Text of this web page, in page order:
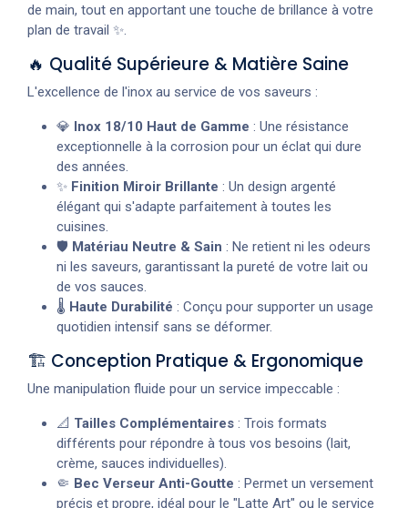
de main, tout en apportant une touche de brillance à votre
plan de travail ✨.
🔥 Qualité Supérieure & Matière Saine
L'excellence de l'inox au service de vos saveurs :
💎 Inox 18/10 Haut de Gamme : Une résistance
exceptionnelle à la corrosion pour un éclat qui dure
des années.
✨ Finition Miroir Brillante : Un design argenté
élégant qui s'adapte parfaitement à toutes les
cuisines.
🛡️ Matériau Neutre & Sain : Ne retient ni les odeurs
ni les saveurs, garantissant la pureté de votre lait ou
de vos sauces.
🌡️ Haute Durabilité : Conçu pour supporter un usage
quotidien intensif sans se déformer.
🏗️ Conception Pratique & Ergonomique
Une manipulation fluide pour un service impeccable :
📐 Tailles Complémentaires : Trois formats
différents pour répondre à tous vos besoins (lait,
crème, sauces individuelles).
🤏 Bec Verseur Anti-Goutte : Permet un versement
précis et propre, idéal pour le "Latte Art" ou le service